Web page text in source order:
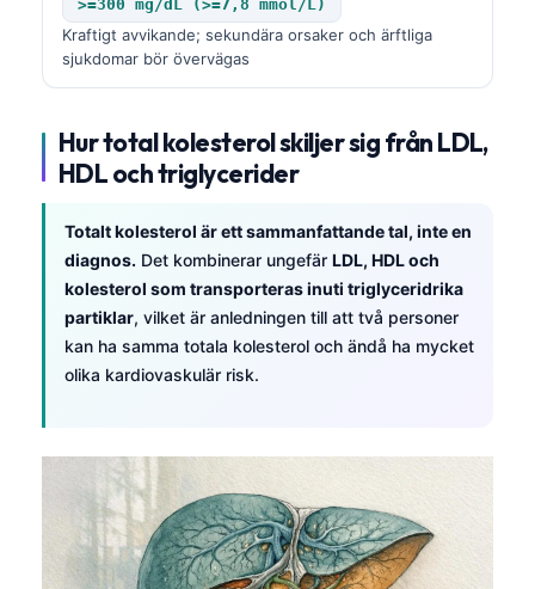
>=300 mg/dL (>=7,8 mmol/L)
Kraftigt avvikande; sekundära orsaker och ärftliga
sjukdomar bör övervägas
Hur total kolesterol skiljer sig från LDL,
HDL och triglycerider
Totalt kolesterol är ett sammanfattande tal, inte en
diagnos. Det kombinerar ungefär LDL, HDL och
kolesterol som transporteras inuti triglyceridrika
partiklar, vilket är anledningen till att två personer
kan ha samma totala kolesterol och ändå ha mycket
olika kardiovaskulär risk.